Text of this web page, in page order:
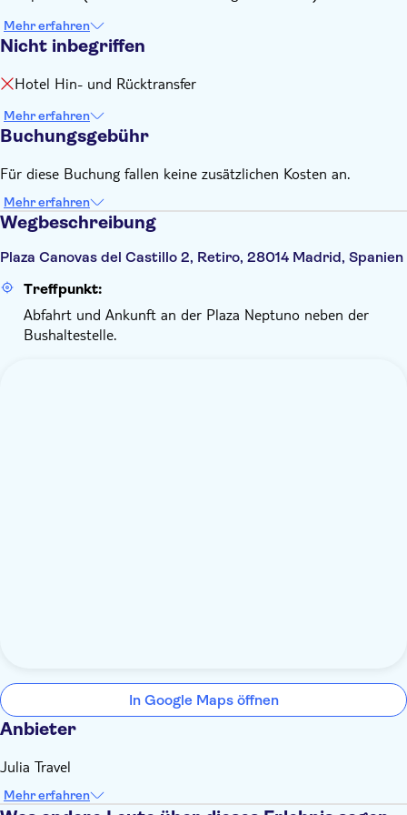
Fahrplan für die Hochsaison (1. April bis 15. Oktober,
einschließlich der Karwoche): Linie 1 von 9.30 Uhr bis 20.30
Uhr / Linie 2 von 9.30 Uhr bis 20.00 Uhr / Linie 3 von 9.30
Taktfrequenz: Linie 1 – alle 25–40 Minuten (je nach Saison)
/ Linie 2 – alle 35 Minuten / Linie 3 – alle 35 Minuten
Gesamtfahrzeit: Linie 1 – 85 Minuten / Linie 2 – 70 Minuten
/ Linie 3 – 75 Minuten
Mehr erfahren
Nicht inbegriffen
Hotel Hin- und Rücktransfer
Mehr erfahren
Buchungsgebühr
Für diese Buchung fallen keine zusätzlichen Kosten an.
Mehr erfahren
Wegbeschreibung
Plaza Canovas del Castillo 2, Retiro, 28014 Madrid, Spanien
Treffpunkt:
Abfahrt und Ankunft an der Plaza Neptuno neben der
Bushaltestelle.
In Google Maps öffnen
Anbieter
Julia Travel
Mehr erfahren